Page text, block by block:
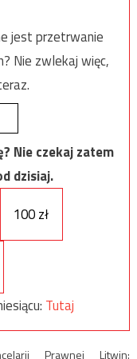
jest przetrwanie
Nie zwlekaj więc,
Nie czekaj zatem
dzisiaj.
100 zł
Tutaj
Prawnej Litwin: